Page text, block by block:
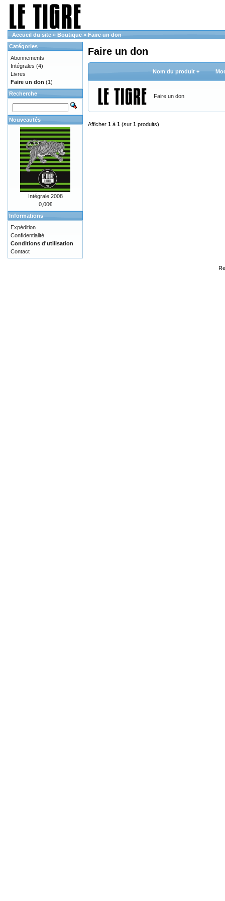
Accueil du site » Boutique » Faire un don
Faire un don
Nom du produit +
Faire un don
Afficher 1 à 1 (sur 1 produits)
Catégories
Abonnements
Intégrales (4)
Livres
Faire un don (1)
Recherche
Nouveautés
Intégrale 2008
0,00€
Informations
Expédition
Confidentialité
Conditions d'utilisation
Contact